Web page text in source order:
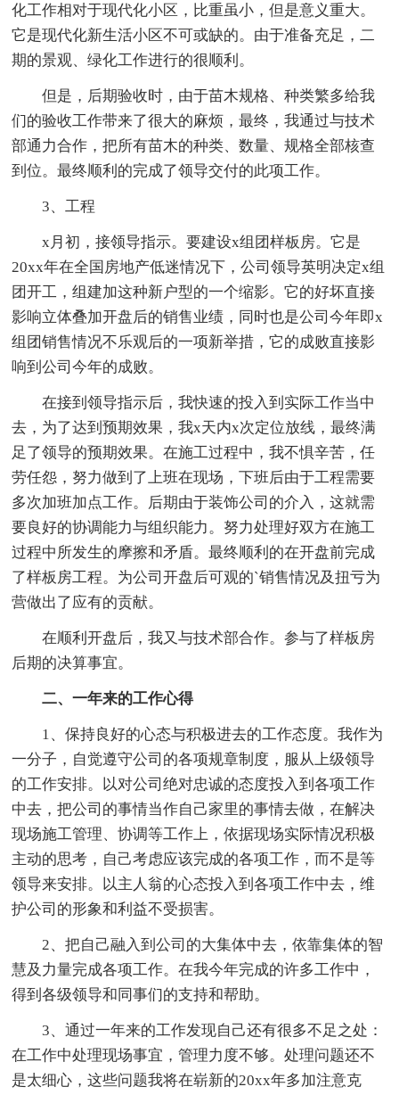
化工作相对于现代化小区，比重虽小，但是意义重大。
它是现代化新生活小区不可或缺的。由于准备充足，二
期的景观、绿化工作进行的很顺利。
但是，后期验收时，由于苗木规格、种类繁多给我
们的验收工作带来了很大的麻烦，最终，我通过与技术
部通力合作，把所有苗木的种类、数量、规格全部核查
到位。最终顺利的完成了领导交付的此项工作。
3、工程
x月初，接领导指示。要建设x组团样板房。它是
20xx年在全国房地产低迷情况下，公司领导英明决定x组
团开工，组建加这种新户型的一个缩影。它的好坏直接
影响立体叠加开盘后的销售业绩，同时也是公司今年即x
组团销售情况不乐观后的一项新举措，它的成败直接影
响到公司今年的成败。
在接到领导指示后，我快速的投入到实际工作当中
去，为了达到预期效果，我x天内x次定位放线，最终满
足了领导的预期效果。在施工过程中，我不惧辛苦，任
劳任怨，努力做到了上班在现场，下班后由于工程需要
多次加班加点工作。后期由于装饰公司的介入，这就需
要良好的协调能力与组织能力。努力处理好双方在施工
过程中所发生的摩擦和矛盾。最终顺利的在开盘前完成
了样板房工程。为公司开盘后可观的`销售情况及扭亏为
营做出了应有的贡献。
在顺利开盘后，我又与技术部合作。参与了样板房
后期的决算事宜。
二、一年来的工作心得
1、保持良好的心态与积极进去的工作态度。我作为
一分子，自觉遵守公司的各项规章制度，服从上级领导
的工作安排。以对公司绝对忠诚的态度投入到各项工作
中去，把公司的事情当作自己家里的事情去做，在解决
现场施工管理、协调等工作上，依据现场实际情况积极
主动的思考，自己考虑应该完成的各项工作，而不是等
领导来安排。以主人翁的心态投入到各项工作中去，维
护公司的形象和利益不受损害。
2、把自己融入到公司的大集体中去，依靠集体的智
慧及力量完成各项工作。在我今年完成的许多工作中，
得到各级领导和同事们的支持和帮助。
3、通过一年来的工作发现自己还有很多不足之处：
在工作中处理现场事宜，管理力度不够。处理问题还不
是太细心，这些问题我将在崭新的20xx年多加注意克